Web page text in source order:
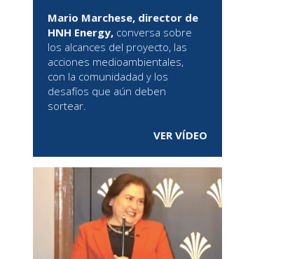
Mario Marchese, director de
HNH Energy, conversa sobre
los alcances del proyecto, las
acciones medioambientales,
con la comunidadad y los
desafíos que aún deben
sortear.
VER VÍDEO